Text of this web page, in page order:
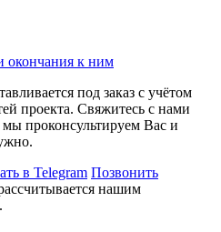
окончания к ним
под заказ с учётом
проекта. Свяжитесь с нами
проконсультируем Вас и
в Telegram Позвонить
нашим